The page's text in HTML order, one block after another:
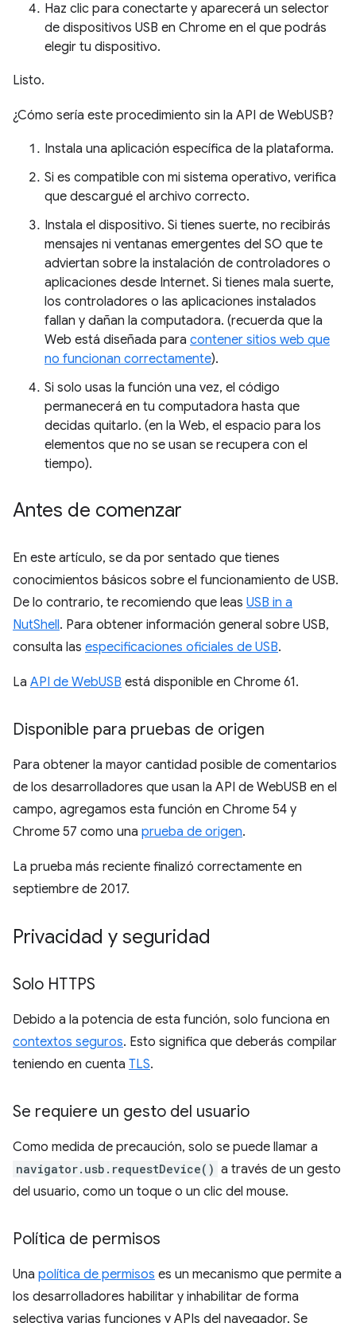
Haz clic para conectarte y aparecerá un selector
de dispositivos USB en Chrome en el que podrás
elegir tu dispositivo.
Listo.
¿Cómo sería este procedimiento sin la API de WebUSB?
Instala una aplicación específica de la plataforma.
Si es compatible con mi sistema operativo, verifica
que descargué el archivo correcto.
Instala el dispositivo. Si tienes suerte, no recibirás
mensajes ni ventanas emergentes del SO que te
adviertan sobre la instalación de controladores o
aplicaciones desde Internet. Si tienes mala suerte,
los controladores o las aplicaciones instalados
fallan y dañan la computadora. (recuerda que la
Web está diseñada para contener sitios web que
no funcionan correctamente).
Si solo usas la función una vez, el código
permanecerá en tu computadora hasta que
decidas quitarlo. (en la Web, el espacio para los
elementos que no se usan se recupera con el
tiempo).
Antes de comenzar
En este artículo, se da por sentado que tienes
conocimientos básicos sobre el funcionamiento de USB.
De lo contrario, te recomiendo que leas USB in a
NutShell. Para obtener información general sobre USB,
consulta las especificaciones oficiales de USB.
La API de WebUSB está disponible en Chrome 61.
Disponible para pruebas de origen
Para obtener la mayor cantidad posible de comentarios
de los desarrolladores que usan la API de WebUSB en el
campo, agregamos esta función en Chrome 54 y
Chrome 57 como una prueba de origen.
La prueba más reciente finalizó correctamente en
septiembre de 2017.
Privacidad y seguridad
Solo HTTPS
Debido a la potencia de esta función, solo funciona en
contextos seguros. Esto significa que deberás compilar
teniendo en cuenta TLS.
Se requiere un gesto del usuario
Como medida de precaución, solo se puede llamar a
navigator.usb.requestDevice() a través de un gesto
del usuario, como un toque o un clic del mouse.
Política de permisos
Una política de permisos es un mecanismo que permite a
los desarrolladores habilitar y inhabilitar de forma
selectiva varias funciones y APIs del navegador. Se